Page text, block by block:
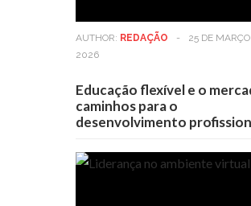
AUTHOR: REDAÇÃO -
25 DE
2026
Educação flexível e o
caminhos para o
desenvolvimento